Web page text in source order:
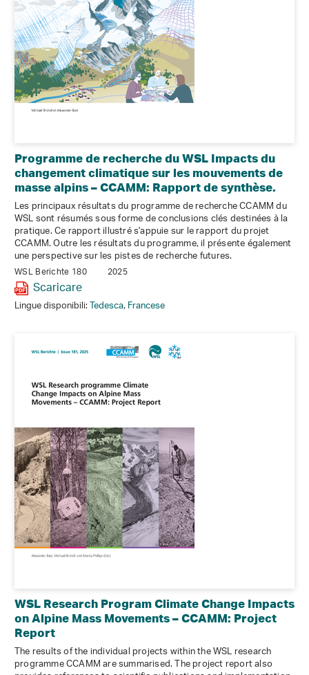
Programme de recherche du WSL Impacts du
changement climatique sur les mouvements de
masse alpins – CCAMM: Rapport de synthèse.
Les principaux résultats du programme de recherche CCAMM du
WSL sont résumés sous forme de conclusions clés destinées à la
pratique. Ce rapport illustré s'appuie sur le rapport du projet
CCAMM. Outre les résultats du programme, il présente également
une perspective sur les pistes de recherche futures.
WSL Berichte 180 2025
Scaricare
Lingue disponibili:Tedesca,Francese
WSL Research Program Climate Change Impacts
on Alpine Mass Movements – CCAMM: Project
Report
The results of the individual projects within the WSL research
programme CCAMM are summarised. The project report also